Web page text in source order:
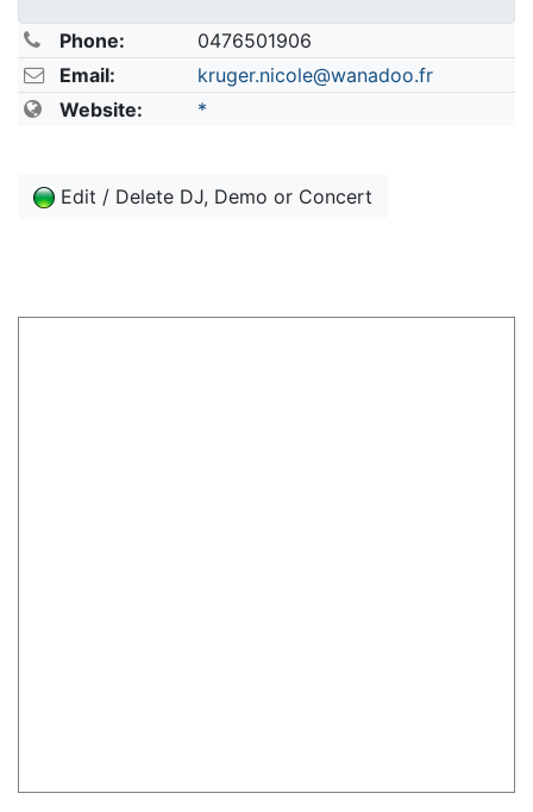
Phone:
0476501906
Email:
kruger.nicole@wanadoo.fr
Website:
*
Edit / Delete DJ, Demo or Concert